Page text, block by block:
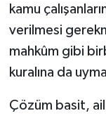
kamu
verilmesi
mahkûm gibi
kuralına da
Çözüm basit,